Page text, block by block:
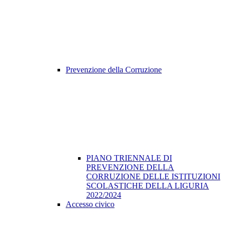
Prevenzione della Corruzione
PIANO TRIENNALE DI
PREVENZIONE DELLA
CORRUZIONE DELLE ISTITUZIONI
SCOLASTICHE DELLA LIGURIA
2022/2024
Accesso civico